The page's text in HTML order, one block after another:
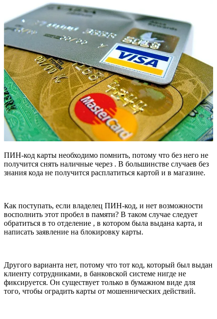
ПИН-код карты необходимо помнить, потому что без него не
получится снять наличные через . В большинстве случаев без
знания кода не получится расплатиться картой и в магазине.
Как поступать, если владелец ПИН-код, и нет возможности
восполнить этот пробел в памяти? В таком случае следует
обратиться в то отделение , в котором была выдана карта, и
написать заявление на блокировку карты.
Другого варианта нет, потому что тот код, который был выдан
клиенту сотрудниками, в банковской системе нигде не
фиксируется. Он существует только в бумажном виде для
того, чтобы оградить карты от мошеннических действий.